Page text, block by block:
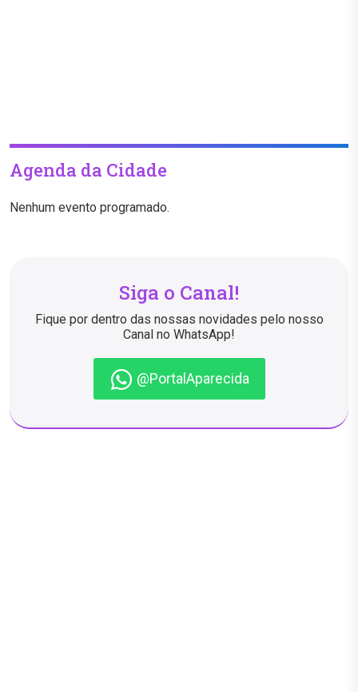
Agenda da Cidade
Nenhum evento programado.
Siga o Canal!
Fique por dentro das nossas novidades pelo nosso
Canal no WhatsApp!
@PortalAparecida